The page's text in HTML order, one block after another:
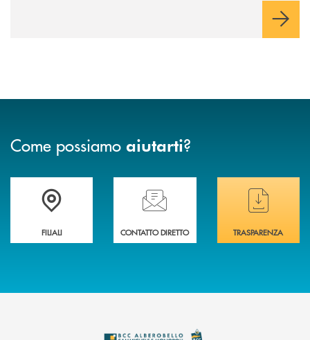
Come possiamo aiutarti?
Trova la filiale più vicina a te
FILIALI
Hai bisogno di assistenza immediata ?
CONTATTO DIRETTO
Hai bisogno di
TRASPARENZA